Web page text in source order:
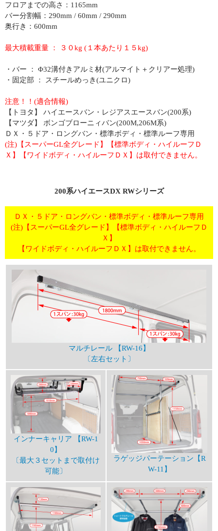
フロアまでの高さ：1165mm
バー分割幅：290mm / 60mm / 290mm
奥行き：600mm
最大積載重量 ： ３０kg (１本あたり１５kg)
・バー ： Φ32溝付きアルミ材(アルマイト＋クリアー処理)
・固定部 ： スチールめっき(ユニクロ)
注意！！(適合情報)
【トヨタ】 ハイエースバン・レジアスエースバン(200系)
【マツダ】 ボンゴブローニィバン(200M,206M系)
ＤＸ・５ドア・ロングバン・標準ボディ・標準ルーフ専用
(注)【スーパーGL全グレード】【標準ボディ・ハイルーフＤ
Ｘ】【ワイドボディ・ハイルーフＤＸ】は取付できません。
200系ハイエースDX RWシリーズ
ＤＸ・５ドア・ロングバン・標準ボディ・標準ルーフ専用
(注)【スーパーGL全グレード】【標準ボディ・ハイルーフＤ
Ｘ】
【ワイドボディ・ハイルーフＤＸ】は取付できません。
マルチレール 【RW-16】
〔左右セット〕
インナーキャリア 【RW-1
0】
〔最大３セットまで取付け
可能〕
ラゲッジパーテーション【R
W-11】